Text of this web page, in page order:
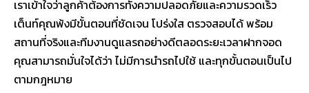
เราเข้าใจว่าลูกค้าต้องการทั้งความปลอดภัยและความรวดเร็ว
เต็นท์คุณพ้งมีขั้นตอนที่ชัดเจน โปร่งใส ตรวจสอบได้ พร้อม
สถานที่จริงและทีมงานดูแลรถอย่างดีตลอดระยะเวลาฝากจอด
คุณสามารถมั่นใจได้ว่า ไม่มีการนำรถไปใช้ และทุกขั้นตอนเป็นไป
ตามกฎหมาย